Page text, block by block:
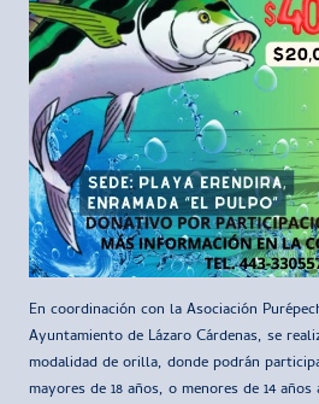
En coordinación con la Asociación
Ayuntamiento de Lázaro Cárdenas, se
modalidad de orilla, donde podrán
mayores de 18 años, o menores de 14